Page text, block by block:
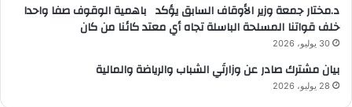
د.مختار جمعة وزير الأوقاف السابق يؤكد باهمية الوقوف صفا واحدا
خلف قواتنا المسلحة الباسلة تجاه أي معتد كائنا من كان
30 يوليو، 2026
بيان مشترك صادر عن وزارتَي الشباب والرياضة والمالية
28 يوليو، 2026